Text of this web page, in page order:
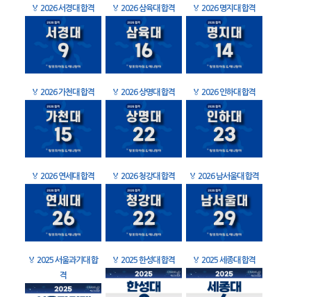
🏅 2026 서경대 합격 🏅 2026 삼육대 합격 🏅 2026 명지대 합격
🏅 2026 가천대 합격 🏅 2026 상명대 합격 🏅 2026 인하대 합격
🏅 2026 연세대 합격 🏅 2026 청강대 합격 🏅 2026 남서울대 합격
🏅 2025 서울과기대 합
격
🏅 2025 한성대 합격 🏅 2025 세종대 합격